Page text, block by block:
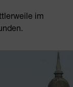
im